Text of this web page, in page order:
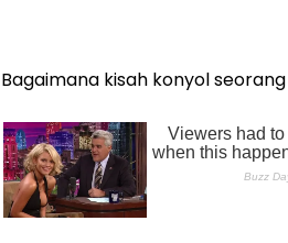
Bagaimana kisah konyol